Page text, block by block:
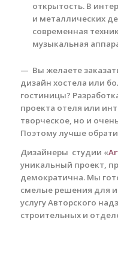
открытость. В
и металлических
современная
музыкальная
— Вы желаете
дизайн хостела или
гостиницы?
проекта отеля или
творческое, но и
Поэтому лучше
Дизайнеры студии «
уникальный проект,
демократична. Мы
смелые решения для
услугу Авторского
строительных и